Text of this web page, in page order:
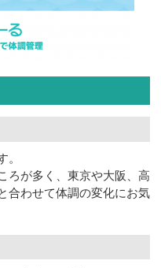
。
ろが多く、東京や大阪、高
合わせて体調の変化にお気